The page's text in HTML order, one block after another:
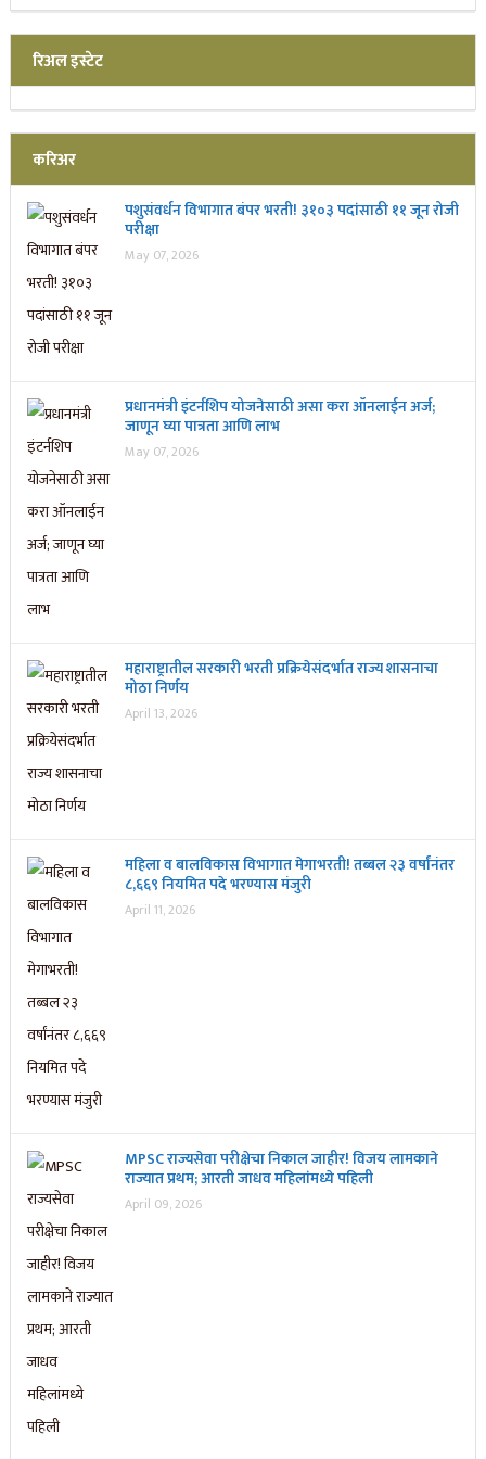
रिअल इस्टेट
करिअर
पशुसंवर्धन विभागात बंपर भरती! ३१०३ पदांसाठी ११ जून रोजी
परीक्षा
May 07, 2026
प्रधानमंत्री इंटर्नशिप योजनेसाठी असा करा ऑनलाईन अर्ज;
जाणून घ्या पात्रता आणि लाभ
May 07, 2026
महाराष्ट्रातील सरकारी भरती प्रक्रियेसंदर्भात राज्य शासनाचा
मोठा निर्णय
April 13, 2026
महिला व बालविकास विभागात मेगाभरती! तब्बल २३ वर्षांनंतर
८,६६९ नियमित पदे भरण्यास मंजुरी
April 11, 2026
MPSC राज्यसेवा परीक्षेचा निकाल जाहीर! विजय लामकाने
राज्यात प्रथम; आरती जाधव महिलांमध्ये पहिली
April 09, 2026